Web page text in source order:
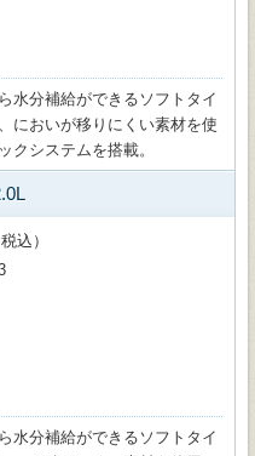
水分補給ができるソフトタイ
においが移りにくい素材を使
クシステムを搭載。
込）
水分補給ができるソフトタイ